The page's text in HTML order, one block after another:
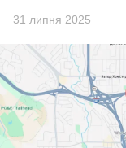
31 липня 2025